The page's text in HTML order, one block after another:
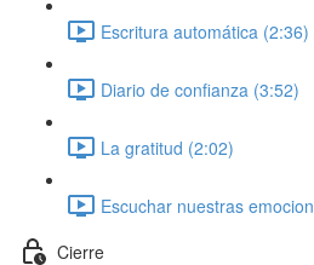
Escritura automática (2:36)
Diario de confianza (3:52)
La gratitud (2:02)
Escuchar nuestras
Cierre